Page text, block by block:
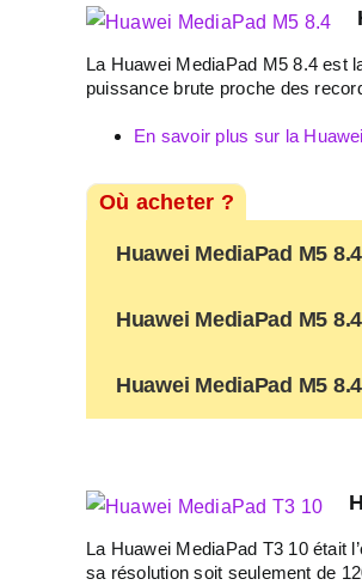
La Huawei MediaPad M5 8.4 est
puissance brute proche des
En savoir plus sur la
Où acheter ?
Huawei MediaPad M5
Huawei MediaPad M5
Huawei MediaPad M5
La Huawei MediaPad T3 10 était
sa résolution soit seulement de